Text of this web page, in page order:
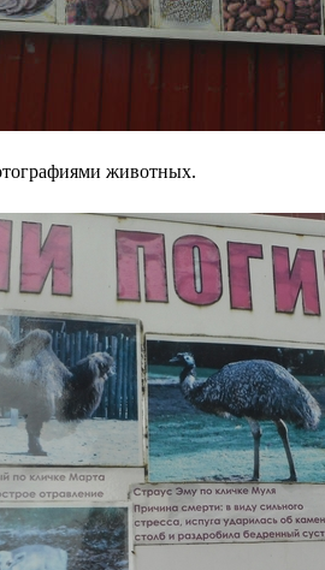
животных.